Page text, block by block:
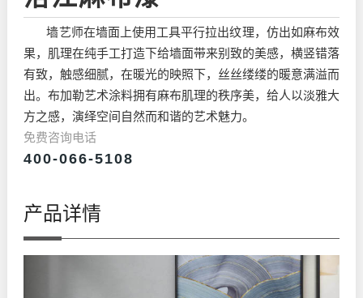
墙艺师在墙面上使用工具平行拉出纹理，仿出如麻布效
果，肌理在纯手工打造下给墙面带来别致的美感，横竖错落
有致，触感细腻，在暖光的映照下，丝丝缕缕的暖意满溢而
出。布加勒艺术涂料拥有麻布肌理的秩序美，给人以淡雅大
方之感，演绎空间自然而和谐的艺术魅力。
免费咨询电话
400-066-5108
产品详情